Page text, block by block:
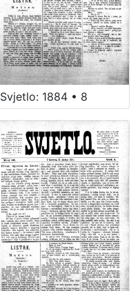
Svjetlo: 1884 • 8